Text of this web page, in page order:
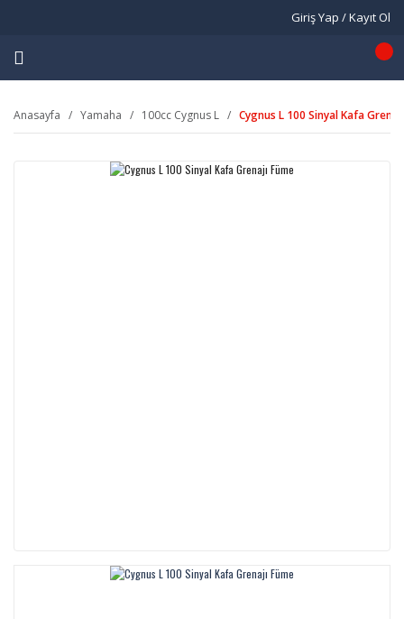
Giriş Yap / Kayıt Ol
Anasayfa Yamaha 100cc Cygnus L Cygnus L 100 Sinyal Kafa